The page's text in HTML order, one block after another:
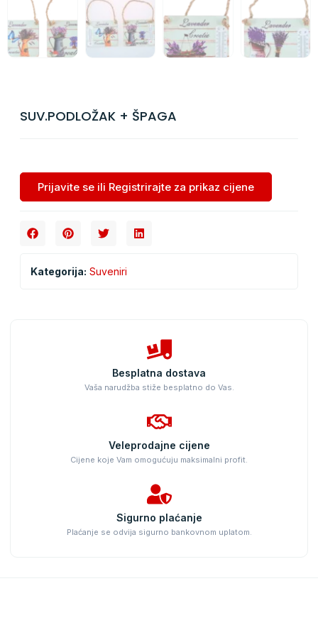
SUV.PODLOŽAK + ŠPAGA
Prijavite se ili Registrirajte za prikaz cijene
Kategorija: Suveniri
Besplatna dostava
Vaša narudžba stiže besplatno do Vas.
Veleprodajne cijene
Cijene koje Vam omogućuju maksimalni profit.
Sigurno plaćanje
Plaćanje se odvija sigurno bankovnom uplatom.